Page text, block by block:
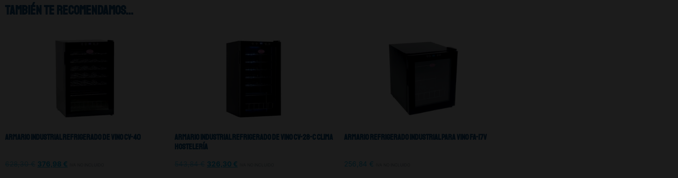
También te recomendamos…
Armario Industrial Refrigerado De Vino CV-40
376,98 €
Armario Industrial Refrigerado De Vino Cv-28-C Clima
Hostelería
326,30 €
Armario Refrigerado Industrial Para Vino FA-17V
256,84 €